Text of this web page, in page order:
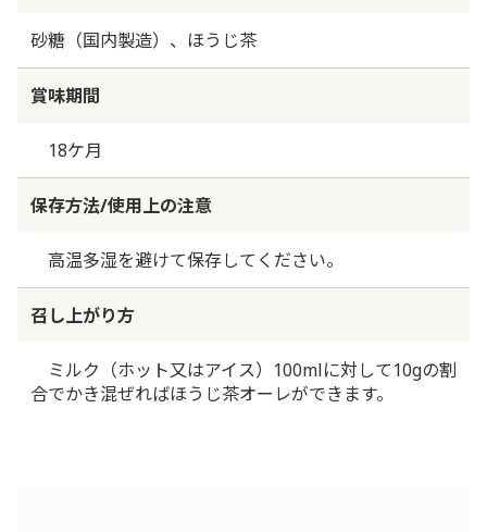
砂糖（国内製造）、ほうじ茶
賞味期間
18ケ月
保存方法/使用上の注意
高温多湿を避けて保存してください。
召し上がり方
ミルク（ホット又はアイス）100mlに対して10gの割
合でかき混ぜればほうじ茶オーレができます。